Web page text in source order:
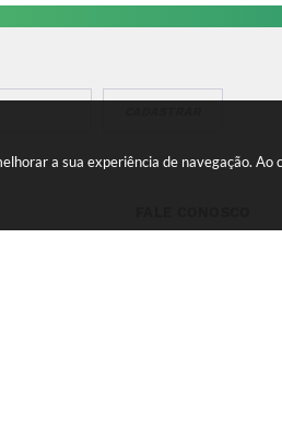
a sua experiência de navegação. Ao
08:00 às
Telefone para